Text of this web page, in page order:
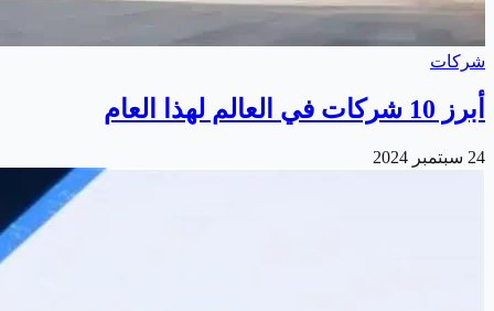
شركات
أبرز 10 شركات في العالم لهذا العام
24 سبتمبر 2024